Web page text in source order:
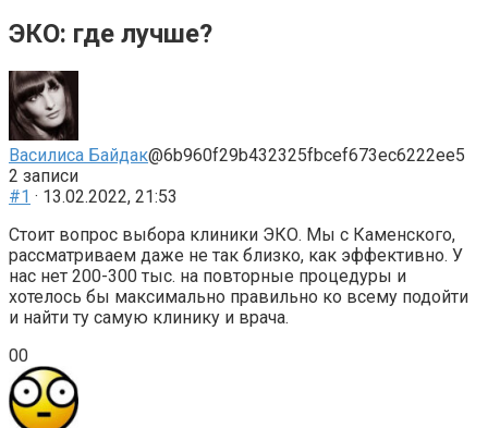
ЭКО: где лучше?
Василиса Байдак@6b960f29b432325fbcef673ec6222ee5
2 записи
#1 · 13.02.2022, 21:53
Стоит вопрос выбора клиники ЭКО. Мы с Каменского,
рассматриваем даже не так близко, как эффективно. У
нас нет 200-300 тыс. на повторные процедуры и
хотелось бы максимально правильно ко всему подойти
и найти ту самую клинику и врача.
Голосуйте
палець
донизу.
0Голосуйте
-
палець
доверху.
0